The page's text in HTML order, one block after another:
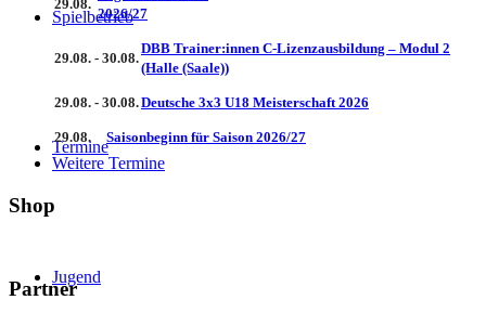
Spielbetrieb
Termine
Jugend
29.08.
2026/27
29.08. - 30.08.
DBB Trainer:innen C-Lizenzausbildung – Modul 2
(Halle (Saale))
29.08. - 30.08.Deutsche 3x3 U18 Meisterschaft 2026
29.08. Saisonbeginn für Saison 2026/27
Weitere Termine
Shop
Partner